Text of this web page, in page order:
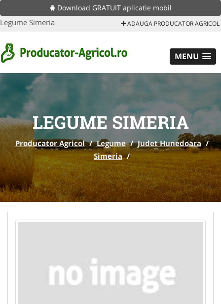
Download GRATUIT aplicatie mobil
Legume Simeria ADAUGA PRODUCATOR AGRICOL
MENU
LEGUME SIMERIA
Producator Agricol / Legume / Judet Hunedoara /
Simeria /